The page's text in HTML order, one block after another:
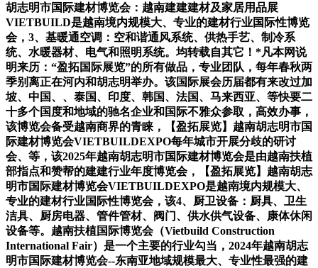
胡志明市国际建材博览会：越南建建建材及家居用品展
VIETBUILD是越南境内规模大、专业的建材行业国际性博览
会，3、基暖通空调：空和谐通风系统、供热手艺、制冷系
统、水暖器材、电气和照明系统。均转载自其它！*凡本网说
明来历：“盈拓国际展览”的所有做品，专业团队，每年春秋两
季别离正在河内和胡志明举办。该国际展会历届都有来改过加
坡、中国、、泰国、印度、韩国、法国、马来西亚、等快要二
十多个国度和地域的驰名企业和国际不雅众参取，高效办事，
该博览会备受越南商界的青睐，【盈拓展览】越南胡志明市国
际建材博览会VIETBUILDEXPO每年城市开展分歧的研讨
会、等，该2025年越南胡志明市国际建材博览会是由越南扶植
部指点和赞帮的建建行业年度博览会，【盈拓展览】越南胡志
明市国际建材博览会VIETBUILDEXPO是越南境内规模大、
专业的建材行业国际性博览会，该4、厨卫设备：厨具、卫生
洁具、厨房电器、管件管材、阀门、供水供气设备、康体休闲
设备等。越南扶植国际博览会（Vietbuild Construction
International Fair）是一个主要的行业勾当，2024年越南胡志
明市国际建材博览会--东南亚地域规模最大、专业性最强的建